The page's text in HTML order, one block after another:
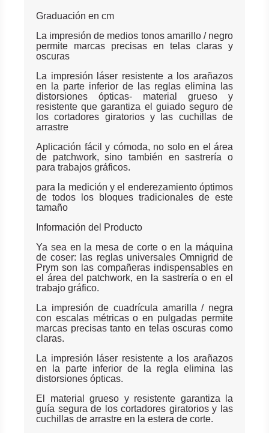
Graduación en cm
La impresión de medios tonos amarillo / negro
permite marcas precisas en telas claras y
oscuras
La impresión láser resistente a los arañazos
en la parte inferior de las reglas elimina las
distorsiones ópticas- material grueso y
resistente que garantiza el guiado seguro de
los cortadores giratorios y las cuchillas de
arrastre
Aplicación fácil y cómoda, no solo en el área
de patchwork, sino también en sastrería o
para trabajos gráficos.
para la medición y el enderezamiento óptimos
de todos los bloques tradicionales de este
tamaño
Información del Producto
Ya sea en la mesa de corte o en la máquina
de coser: las reglas universales Omnigrid de
Prym son las compañeras indispensables en
el área del patchwork, en la sastrería o en el
trabajo gráfico.
La impresión de cuadrícula amarilla / negra
con escalas métricas o en pulgadas permite
marcas precisas tanto en telas oscuras como
claras.
La impresión láser resistente a los arañazos
en la parte inferior de la regla elimina las
distorsiones ópticas.
El material grueso y resistente garantiza la
guía segura de los cortadores giratorios y las
cuchillas de arrastre en la estera de corte.